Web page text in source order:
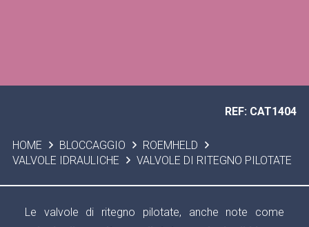
HOME BLOCCAGGIO
ROEMHELD
VALVOLE IDRAULICHE
VALVOLE DI RITEGNO PILOTATE
REF: CAT1404
Le valvole di ritegno pilotate, anche note come